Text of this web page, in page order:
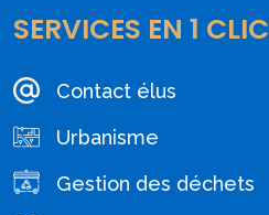
SERVICES EN 1 CLIC
Contact élus
Urbanisme
Gestion des déchets